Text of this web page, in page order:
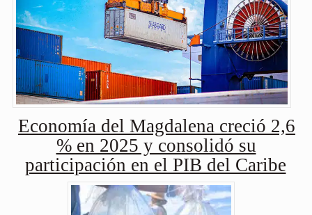
Economía del Magdalena creció 2,6
% en 2025 y consolidó su
participación en el PIB del Caribe